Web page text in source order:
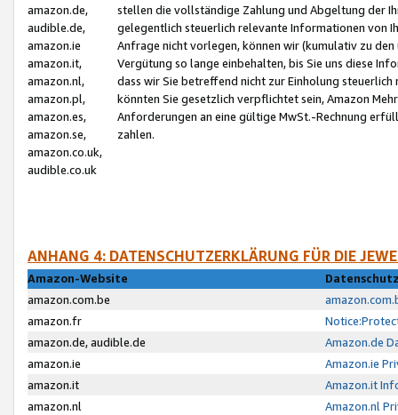
amazon.de,
audible.de,
amazon.ie
amazon.it,
amazon.nl,
amazon.pl,
amazon.es,
amazon.se,
amazon.co.uk,
audible.co.uk
stellen die vollständige Zahlung und Abgeltung der
gelegentlich steuerlich relevante Informationen von
Anfrage nicht vorlegen, können wir (kumulativ zu
Vergütung so lange einbehalten, bis Sie uns diese
dass wir Sie betreffend nicht zur Einholung
könnten Sie gesetzlich verpflichtet sein, Amazon
Anforderungen an eine gültige MwSt.-Rechnung
zahlen.
ANHANG 4: DATENSCHUTZERKLÄRUNG FÜR DIE
Amazon-Website
amazon.com.be
amazon.fr
amazon.de, audible.de
Amazon.de
amazon.ie
Amazon.ie
amazon.it
Amazon.it
amazon.nl
Amazon.nl